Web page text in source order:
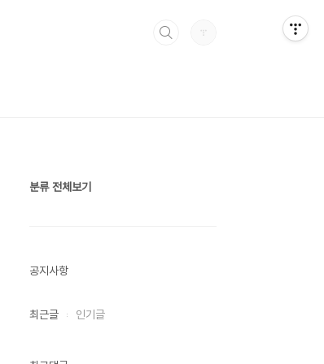
분류 전체보기
공지사항
최근글 인기글